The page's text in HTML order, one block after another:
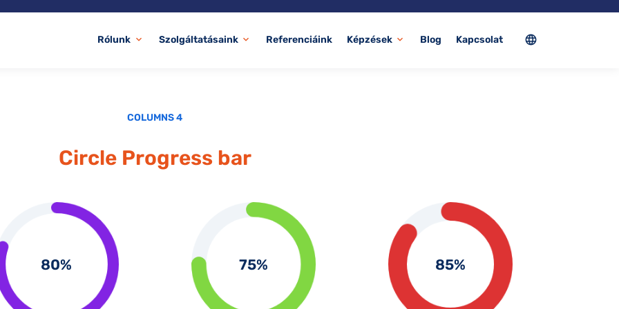
Rólunk expand_more Szolgáltatásaink expand_more Referenciáink Képzések expand_more Blog Kapcsolat language
COLUMNS 4
Circle Progress bar
80 75 85